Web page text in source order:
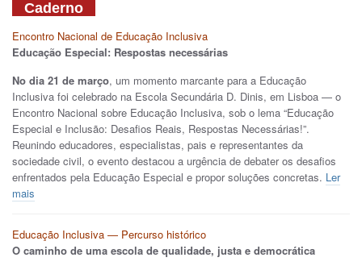
Caderno
Encontro Nacional de Educação Inclusiva
Educação Especial: Respostas necessárias
No dia 21 de março, um momento marcante para a Educação
Inclusiva foi celebrado na Escola Secundária D. Dinis, em Lisboa — o
Encontro Nacional sobre Educação Inclusiva, sob o lema “Educação
Especial e Inclusão: Desafios Reais, Respostas Necessárias!”.
Reunindo educadores, especialistas, pais e representantes da
sociedade civil, o evento destacou a urgência de debater os desafios
enfrentados pela Educação Especial e propor soluções concretas. Ler
mais
Educação Inclusiva — Percurso histórico
O caminho de uma escola de qualidade, justa e democrática